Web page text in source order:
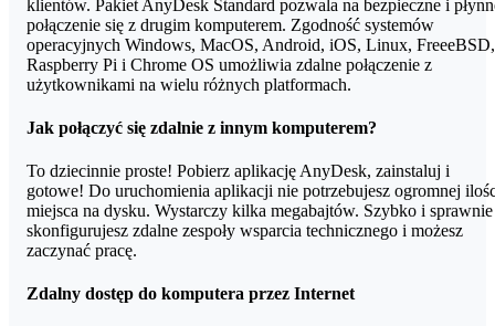
klientów. Pakiet AnyDesk Standard pozwala na bezpieczne i
połączenie się z drugim komputerem. Zgodność systemów
operacyjnych Windows, MacOS, Android, iOS, Linux, FreeeBSD,
Raspberry Pi i Chrome OS umożliwia zdalne połączenie z
użytkownikami na wielu różnych platformach.
Jak połączyć się zdalnie z innym komputerem?
To dziecinnie proste! Pobierz aplikację AnyDesk, zainstaluj i
gotowe! Do uruchomienia aplikacji nie potrzebujesz ogromnej
miejsca na dysku. Wystarczy kilka megabajtów. Szybko i sprawnie
skonfigurujesz zdalne zespoły wsparcia technicznego i możesz
zaczynać pracę.
Zdalny dostęp do komputera przez Internet